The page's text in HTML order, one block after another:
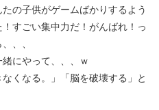
の子供がゲームばかりするよう
すごい集中力だ！がんばれ！っ
、、
にやって、、、ｗ
くなる。」「脳を破壊する」と